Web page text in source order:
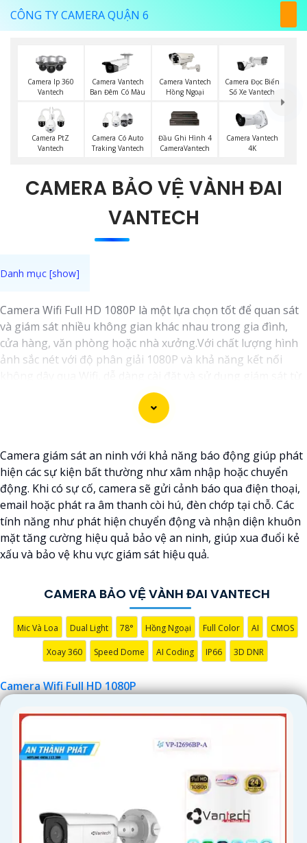
CÔNG TY CAMERA QUẬN 6
Camera Ip 360
Vantech
Camera Vantech
Ban Đêm Có Màu
Camera Vantech
Hồng Ngoại
Camera Đọc Biển
Số Xe Vantech
Camera PtZ
Vantech
Camera Có Auto
Traking Vantech
Đầu Ghi Hình 4
CameraVantech
Camera Vantech
4K
CAMERA BẢO VỆ VÀNH ĐAI
VANTECH
Camera Wifi Full HD 1080P là một lựa chọn tốt để quan sát
và giám sát nhiều không gian khác nhau trong gia đình,
cửa hàng, văn phòng hoặc nhà xưởng.Với chất lượng hình
ảnh sắc nét với độ phân giải 1080P và khả năng kết nối
xa thông qua ứng dụng trên điện thoại hoặc máy tính.
Camera giám sát an ninh với khả năng báo động giúp phát
hiện các sự kiện bất thường như xâm nhập hoặc chuyển
động. Khi có sự cố, camera sẽ gửi cảnh báo qua điện thoại,
email hoặc phát ra âm thanh còi hú, đèn chớp tại chỗ. Các
tính năng như phát hiện chuyển động và nhận diện khuôn
mặt tăng cường hiệu quả bảo vệ an ninh, giúp xua đuổi kẻ
xấu và bảo vệ khu vực giám sát hiệu quả.
CAMERA BẢO VỆ VÀNH ĐAI VANTECH
Mic Và Loa Dual Light 78° Hồng Ngoại Full Color AI CMOS
Xoay 360 Speed Dome AI Coding IP66 3D DNR
Camera Wifi Full HD 1080P